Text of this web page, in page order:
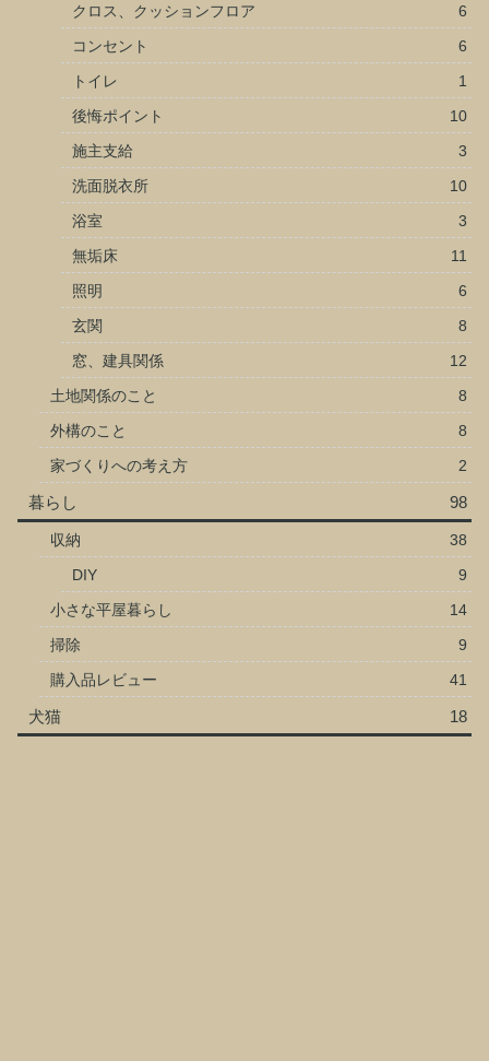
クロス、クッションフロア
6
コンセント
6
トイレ
1
後悔ポイント
10
施主支給
3
洗面脱衣所
10
浴室
3
無垢床
11
照明
6
玄関
8
窓、建具関係
12
土地関係のこと
8
外構のこと
8
家づくりへの考え方
2
暮らし 98
収納
38
DIY
9
小さな平屋暮らし
14
掃除
9
購入品レビュー
41
犬猫 18